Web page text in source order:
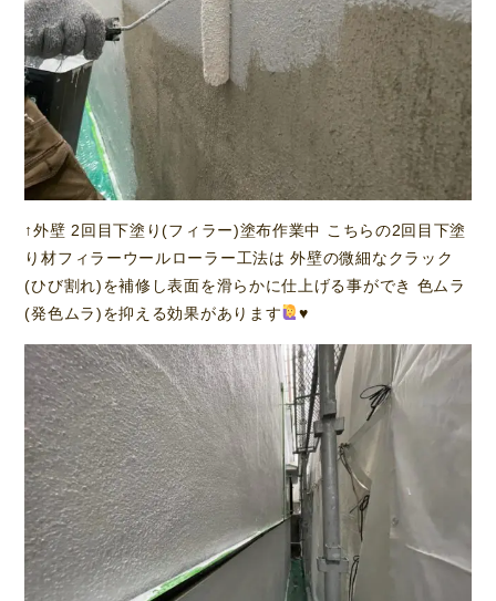
↑外壁 2回目下塗り(フィラー)塗布作業中 こちらの2回目下塗
り材フィラーウールローラー工法は 外壁の微細なクラック
(ひび割れ)を補修し表面を滑らかに仕上げる事ができ 色ムラ
(発色ムラ)を抑える効果があります
♥️